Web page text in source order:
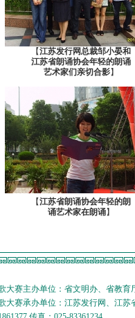
【江苏发行网总裁邹小晏和
江苏省朗诵协会年轻的朗诵
艺术家们亲切合影】
【江苏省朗诵协会年轻的朗
诵艺术家在朗诵】
歌大赛主办单位：省文明办、省教
歌大赛承办单位：江苏发行网、江